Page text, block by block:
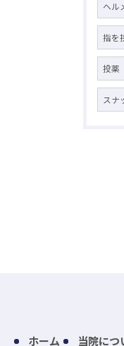
ヘル
指を
投薬
スナ
ホーム 当院につ